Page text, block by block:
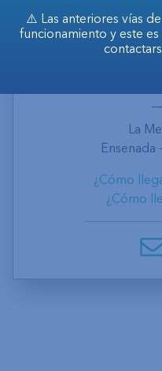
La
Ensenada
¿Cómo
¿Cómo
⚠️ Las anteriores vías
funcionamiento y este